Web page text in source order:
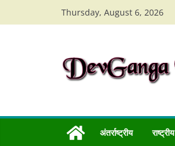
to
Thursday, August 6, 2026
अंतर्राष्ट्रीय राष्ट्रीय